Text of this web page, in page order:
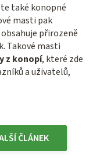
také konopné
masti pak
přirozeně
Takové masti
z konopí, které zde
a uživatelů,
ČLÁNEK